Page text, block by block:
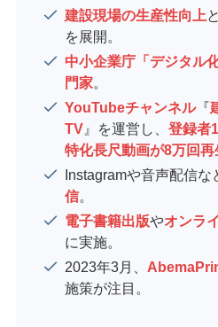
建設現場の生産性向上と
を展開。
中小企業庁「デジタル
門家。
YouTubeチャンネル『
TV 』を運営し、 登録者
特化長尺動画が8万回再
Instagramや音声配信な
信。
電子書籍出版やオンラ
に実施。
2023年3月、
施策が注目。